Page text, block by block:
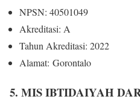
NPSN: 40501049
Akreditasi: A
Tahun Akreditasi: 2022
Alamat: Gorontalo
5. MIS IBTIDAIYAH